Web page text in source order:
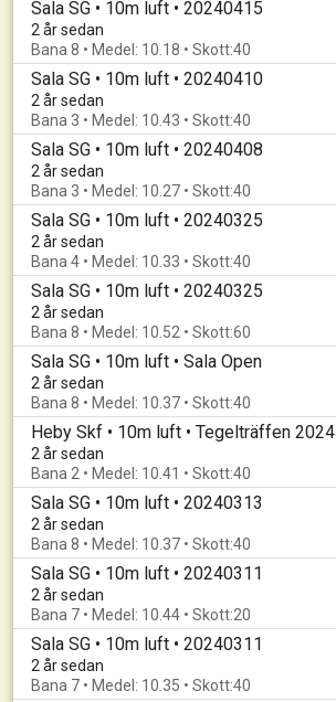
Sala SG • 10m luft • 20240415
2 år sedan
Bana 8 • Medel: 10.18 • Skott:40
Sala SG • 10m luft • 20240410
2 år sedan
Bana 3 • Medel: 10.43 • Skott:40
Sala SG • 10m luft • 20240408
2 år sedan
Bana 3 • Medel: 10.27 • Skott:40
Sala SG • 10m luft • 20240325
2 år sedan
Bana 4 • Medel: 10.33 • Skott:40
Sala SG • 10m luft • 20240325
2 år sedan
Bana 8 • Medel: 10.52 • Skott:60
Sala SG • 10m luft • Sala Open
2 år sedan
Bana 8 • Medel: 10.37 • Skott:40
Heby Skf • 10m luft • Tegelträffen 2024
2 år sedan
Bana 2 • Medel: 10.41 • Skott:40
Sala SG • 10m luft • 20240313
2 år sedan
Bana 8 • Medel: 10.37 • Skott:40
Sala SG • 10m luft • 20240311
2 år sedan
Bana 7 • Medel: 10.44 • Skott:20
Sala SG • 10m luft • 20240311
2 år sedan
Bana 7 • Medel: 10.35 • Skott:40